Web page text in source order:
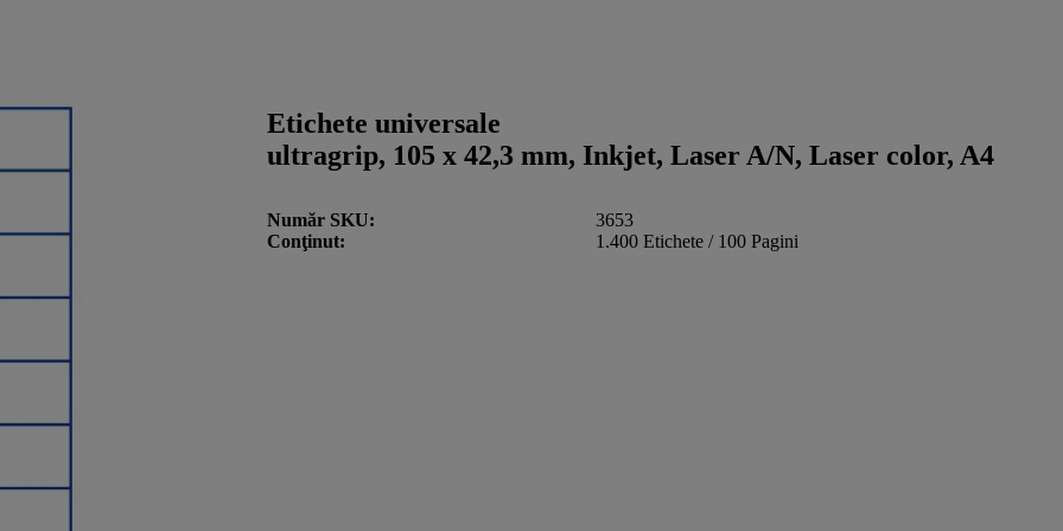
Etichete universale
ultragrip, 105 x 42,3 mm, Inkjet, Laser A/N, Laser color, A4
Număr SKU
3653
Conţinut
1.400 Etichete / 100 Pagini